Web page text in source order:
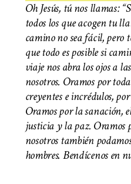
Oh Jesús, tú nos llamas:
todos los que acogen tu
camino no sea fácil, pero
que todo es posible si
viaje nos abra los ojos a
nosotros. Oramos por
creyentes e incrédulos,
Oramos por la sanación,
justicia y la paz. Oramos
nosotros también
hombres. Bendícenos en